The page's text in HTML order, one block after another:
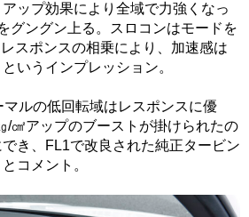
アップ効果により全域で力強くなっ
グングン上る。スロコンはモードを
スポンスの相乗により、加速感は
いうインプレッション。
ルの低回転域はレスポンスに優
/㎠アップのブーストが掛けられたの
き、FL1で改良された純正タービン
コメント。